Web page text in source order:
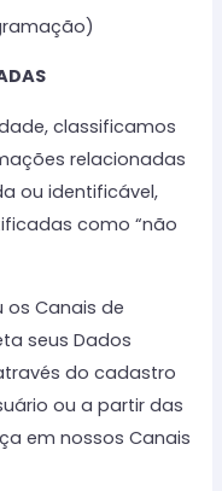
classificamos
relacionadas
ou identificável,
como “não
os Canais de
seus Dados
do cadastro
ou a partir das
em nossos Canais